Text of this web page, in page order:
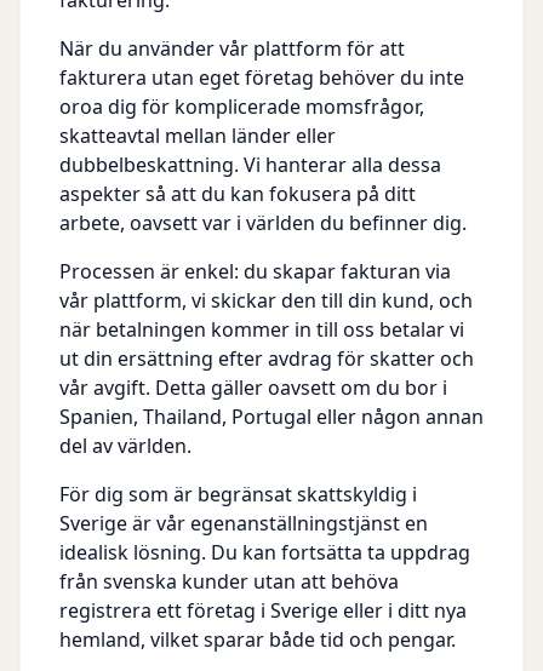
När du använder vår plattform för att
fakturera utan eget företag behöver du inte
oroa dig för komplicerade momsfrågor,
skatteavtal mellan länder eller
dubbelbeskattning. Vi hanterar alla dessa
aspekter så att du kan fokusera på ditt
arbete, oavsett var i världen du befinner dig.
Processen är enkel: du skapar fakturan via
vår plattform, vi skickar den till din kund, och
när betalningen kommer in till oss betalar vi
ut din ersättning efter avdrag för skatter och
vår avgift. Detta gäller oavsett om du bor i
Spanien, Thailand, Portugal eller någon annan
del av världen.
För dig som är begränsat skattskyldig i
Sverige är vår egenanställningstjänst en
idealisk lösning. Du kan fortsätta ta uppdrag
från svenska kunder utan att behöva
registrera ett företag i Sverige eller i ditt nya
hemland, vilket sparar både tid och pengar.